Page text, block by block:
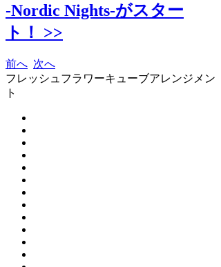
-Nordic Nights-がスター
ト！ >>
前へ 次へ
フレッシュフラワーキューブアレンジメン
ト